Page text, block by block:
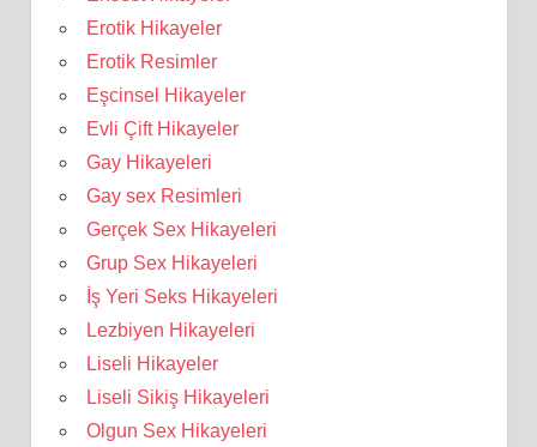
Erotik Hikayeler
Erotik Resimler
Eşcinsel Hikayeler
Evli Çift Hikayeler
Gay Hikayeleri
Gay sex Resimleri
Gerçek Sex Hikayeleri
Grup Sex Hikayeleri
İş Yeri Seks Hikayeleri
Lezbiyen Hikayeleri
Liseli Hikayeler
Liseli Sikiş Hikayeleri
Olgun Sex Hikayeleri